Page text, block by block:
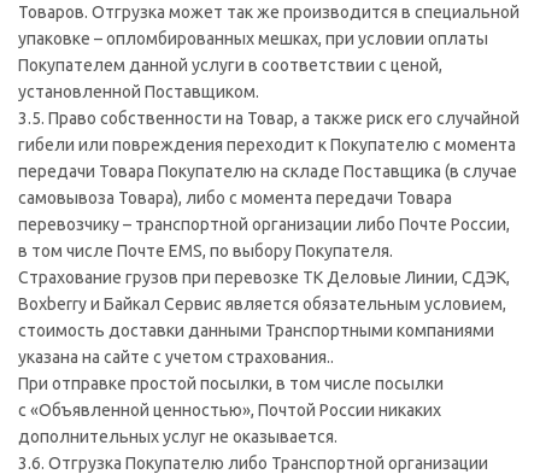
Товаров. Отгрузка может так же производится в специальной
упаковке – опломбированных мешках, при условии оплаты
Покупателем данной услуги в соответствии с ценой,
установленной Поставщиком.
3.5. Право собственности на Товар, а также риск его случайной
гибели или повреждения переходит к Покупателю с момента
передачи Товара Покупателю на складе Поставщика (в случае
самовывоза Товара), либо с момента передачи Товара
перевозчику – транспортной организации либо Почте России,
в том числе Почте EMS, по выбору Покупателя.
Страхование грузов при перевозке ТК Деловые Линии, СДЭК,
Boxberry и Байкал Сервис является обязательным условием,
стоимость доставки данными Транспортными компаниями
указана на сайте с учетом страхования..
При отправке простой посылки, в том числе посылки
с «Объявленной ценностью», Почтой России никаких
дополнительных услуг не оказывается.
3.6. Отгрузка Покупателю либо Транспортной организации